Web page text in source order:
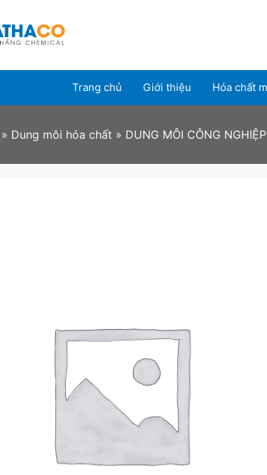
Trang chủ Giới thiệu Hóa chất
» Dung môi hóa chất » DUNG MÔI CÔNG